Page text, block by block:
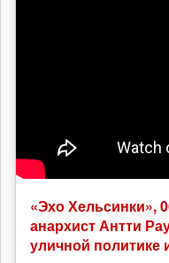
«Эхо Хельсинки»,
анархист Антти
уличной политике